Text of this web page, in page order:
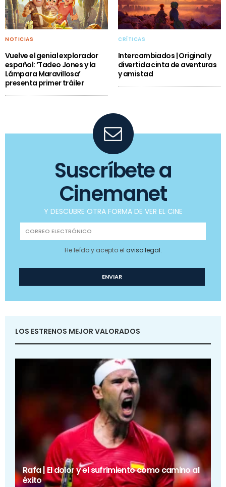
NOTICIAS
Vuelve el genial explorador
español: ‘Tadeo Jones y la
Lámpara Maravillosa’
presenta primer tráiler
CRÍTICAS
Intercambiados | Original y
divertida cinta de aventuras
y amistad
Suscríbete a
Cinemanet
Y DESCUBRE OTRA FORMA DE VER EL CINE
He leído y acepto el aviso legal.
LOS ESTRENOS MEJOR VALORADOS
Rafa | El dolor y el sufrimiento como camino al
éxito